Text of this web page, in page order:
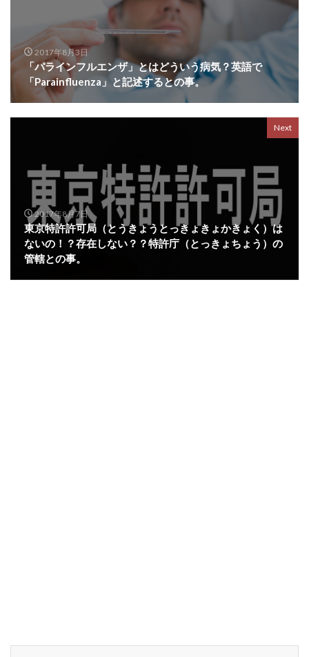
2017年8月3日
「パラインフルエンザ」とはどういう病気？英語で
「Parainfluenza」と記述するとの事。
Next
2017年8月7日
東京特許許可局（とうきょうとっきょきょかきょく）は
ないの！？存在しない？？特許庁（とっきょちょう）の
管轄との事。